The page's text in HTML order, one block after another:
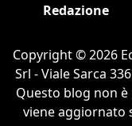
Redazione
Copyright © 2026
Srl - Viale Sarca
Questo blog non
viene aggiornato